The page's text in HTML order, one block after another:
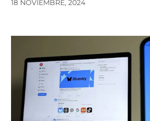
18 NOVIEMBRE, 2024